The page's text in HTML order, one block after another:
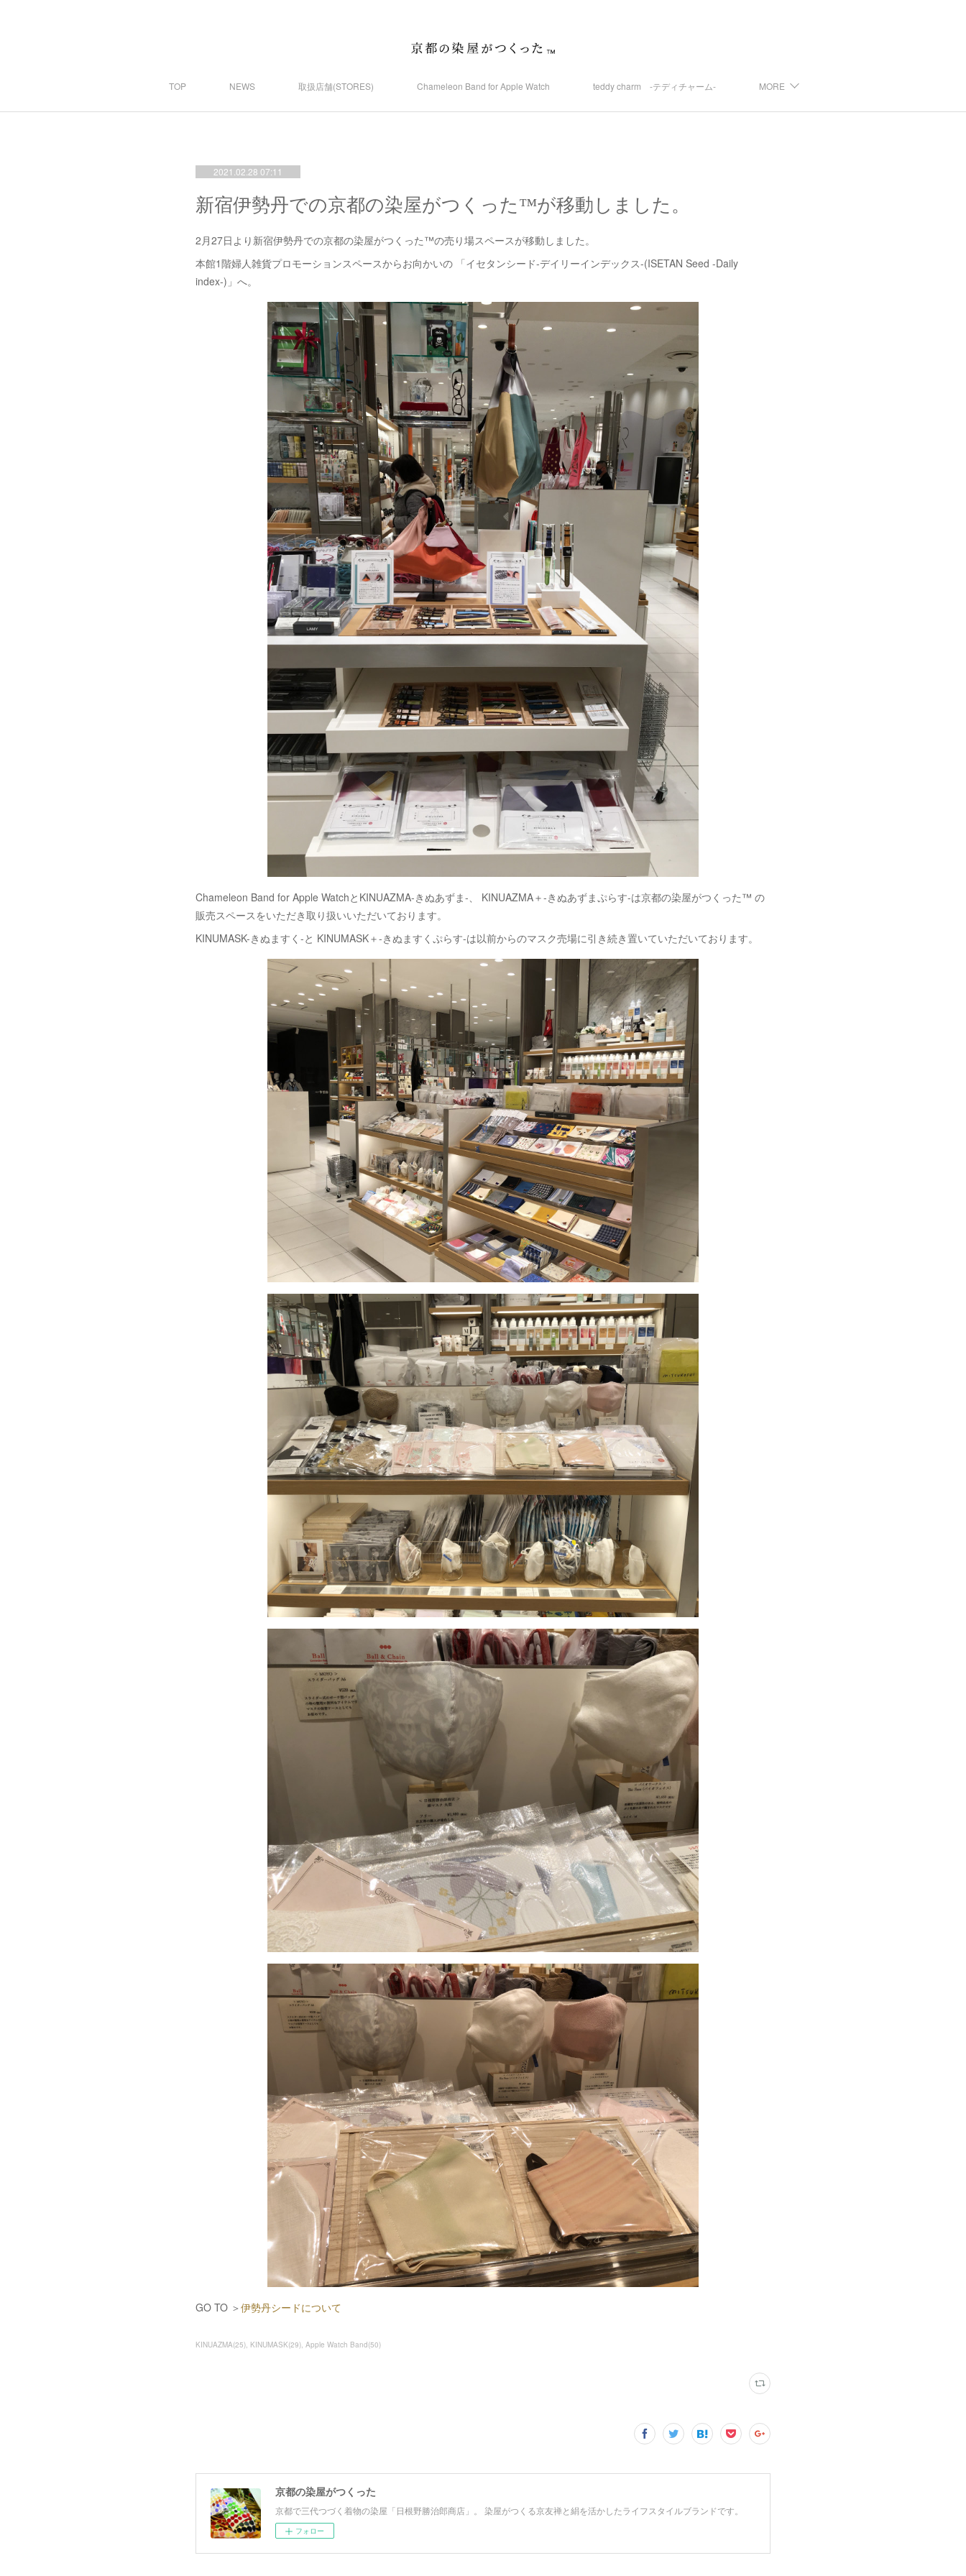
TOP NEWS 取扱店舗(STORES) Chameleon Band for Apple Watch teddy charm -テディチャーム- MORE
2021.02.28 07:11
新宿伊勢丹での京都の染屋がつくった™が移動しました。
2月27日より新宿伊勢丹での京都の染屋がつくった™の売り場スペースが移動しました。
本館1階婦人雑貨プロモーションスペースからお向かいの 「イセタンシード-デイリーインデックス-(ISETAN Seed -Daily
index-)」へ。
Chameleon Band for Apple WatchとKINUAZMA-きぬあずま-、 KINUAZMA＋-きぬあずまぷらす-は京都の染屋がつくった™ の
販売スペースをいただき取り扱いいただいております。
KINUMASK-きぬますく-と KINUMASK＋-きぬますくぷらす-は以前からのマスク売場に引き続き置いていただいております。
GO TO ＞ 伊勢丹シードについて
KINUAZMA(25) KINUMASK(29) Apple Watch Band(50)
京都の染屋がつくった
京都で三代つづく着物の染屋「日根野勝治郎商店」。 染屋がつくる京友禅と絹を活かしたライフスタイルブランドです。
フォロー